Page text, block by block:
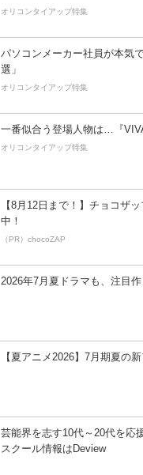
オリコンタイアップ特集
パソコンメーカー社員が本気
選」
オリコンタイアップ特集
一番似合う登場人物は…『
オリコンタイアップ特集
【8月12日まで！】チョコザ
中！
（PR）chocoZAP
2026年7月夏ドラマも、注目
【夏アニメ2026】7月期夏の
芸能界を志す10代～20代を応
スクール情報はDeview